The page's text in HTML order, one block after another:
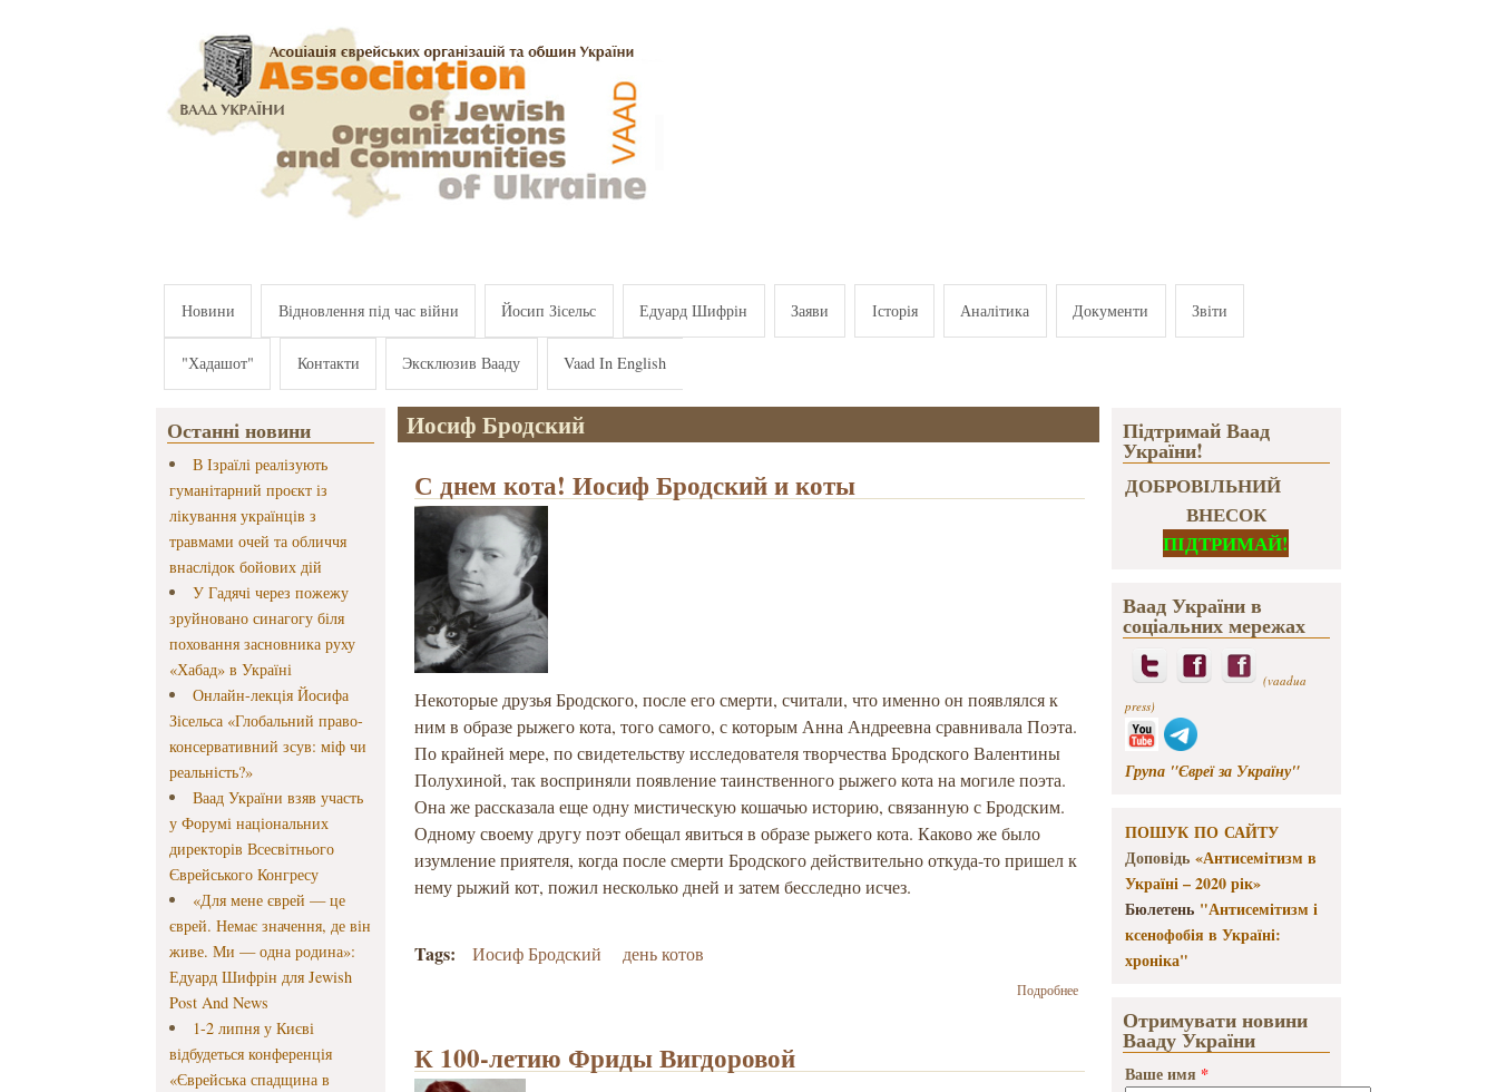
Новини Відновлення під час війни Йосип Зісельс Едуард Шифрін Заяви Історія Аналітика Документи Звіти
"Хадашот" Контакти Эксклюзив Вааду Vaad In English
Останні новини
В Ізраїлі реалізують
гуманітарний проєкт із
лікування українців з
травмами очей та обличчя
внаслідок бойових дій
У Гадячі через пожежу
зруйновано синагогу біля
поховання засновника руху
«Хабад» в Україні
Онлайн-лекція Йосифа
Зісельса «Глобальний право-
консервативний зсув: міф чи
реальність?»
Ваад України взяв участь
у Форумі національних
директорів Всесвітнього
Єврейського Конгресу
«Для мене єврей — це
єврей. Немає значення, де він
живе. Ми — одна родина»:
Едуард Шифрін для Jewish
Post And News
1-2 липня у Києві
відбудеться конференція
«Єврейська спадщина в
Иосиф Бродский
С днем кота! Иосиф Бродский и коты
Некоторые друзья Бродского, после его смерти, считали, что именно он появлялся к
ним в образе рыжего кота, того самого, с которым Анна Андреевна сравнивала Поэта.
По крайней мере, по свидетельству исследователя творчества Бродского Валентины
Полухиной, так восприняли появление таинственного рыжего кота на могиле поэта.
Она же рассказала еще одну мистическую кошачью историю, связанную с Бродским.
Одному своему другу поэт обещал явиться в образе рыжего кота. Каково же было
изумление приятеля, когда после смерти Бродского действительно откуда-то пришел к
нему рыжий кот, пожил несколько дней и затем бесследно исчез.
Tags: Иосиф Бродский день котов
Подробнеео С днем
Бродский
К 100-летию Фриды Вигдоровой
Підтримай Ваад
України!
ДОБРОВІЛЬНИЙ
ВНЕСОК
ПІДТРИМАЙ!
Ваад України в
соціальних мережах
(vaadua
press)
Група "Євреї за Україну"
ПОШУК ПО САЙТУ
Доповідь «Антисемітизм в
Україні – 2020 рік»
Бюлетень "Антисемітизм і
ксенофобія в Україні:
хроніка"
Отримувати новини
Вааду України
Ваше имя *